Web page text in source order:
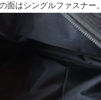
面はシングルファスナー。